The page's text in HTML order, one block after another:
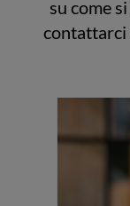
su come
contattarci